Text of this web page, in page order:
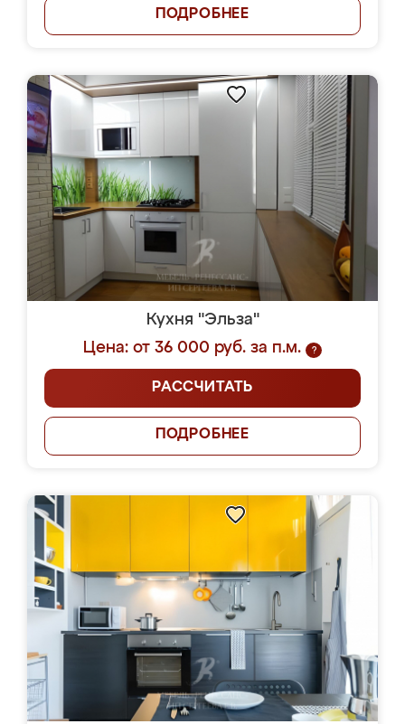
ПОДРОБНЕЕ
Кухня "Эльза"
Цена: от 36 000 руб. за п.м.
?
РАССЧИТАТЬ
ПОДРОБНЕЕ